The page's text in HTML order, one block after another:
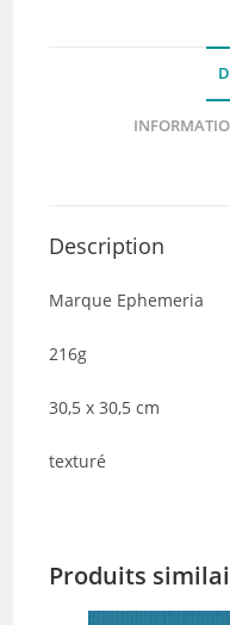
Description
Marque Ephemeria
216g
30,5 x 30,5 cm
texturé
Produits